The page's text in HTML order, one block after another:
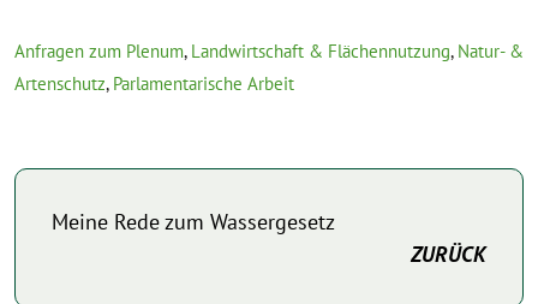
Anfragen zum Plenum, Landwirtschaft & Flächennutzung, Natur- &
Artenschutz, Parlamentarische Arbeit
Meine Rede zum Wassergesetz
ZURÜCK